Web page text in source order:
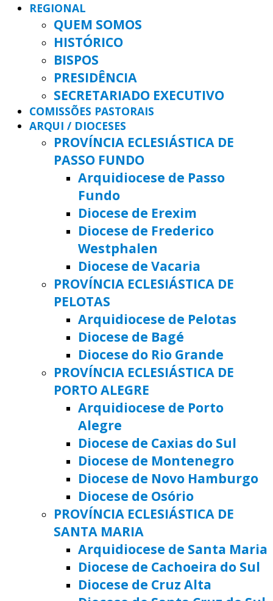
REGIONAL
QUEM SOMOS
HISTÓRICO
BISPOS
PRESIDÊNCIA
SECRETARIADO EXECUTIVO
COMISSÕES PASTORAIS
ARQUI / DIOCESES
PROVÍNCIA ECLESIÁSTICA DE
PASSO FUNDO
Arquidiocese de Passo
Fundo
Diocese de Erexim
Diocese de Frederico
Westphalen
Diocese de Vacaria
PROVÍNCIA ECLESIÁSTICA DE
PELOTAS
Arquidiocese de Pelotas
Diocese de Bagé
Diocese do Rio Grande
PROVÍNCIA ECLESIÁSTICA DE
PORTO ALEGRE
Arquidiocese de Porto
Alegre
Diocese de Caxias do Sul
Diocese de Montenegro
Diocese de Novo Hamburgo
Diocese de Osório
PROVÍNCIA ECLESIÁSTICA DE
SANTA MARIA
Arquidiocese de Santa Maria
Diocese de Cachoeira do Sul
Diocese de Cruz Alta